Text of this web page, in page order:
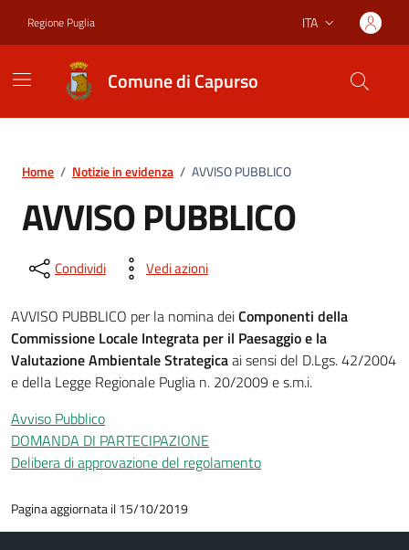
Regione Puglia Lingua attiva:
ITA
Comune di Capurso
Home / Notizie in evidenza / AVVISO PUBBLICO
AVVISO PUBBLICO
Condividi Vedi azioni
AVVISO PUBBLICO per la nomina deiComponenti della
Commissione Locale Integrata per il Paesaggio e la
Valutazione Ambientale Strategicaai sensi del D.Lgs. 42/2004
e della Legge Regionale Puglia n. 20/2009 e s.m.i.
Avviso Pubblico
DOMANDA DI PARTECIPAZIONE
Delibera di approvazione del regolamento
Pagina aggiornata il 15/10/2019